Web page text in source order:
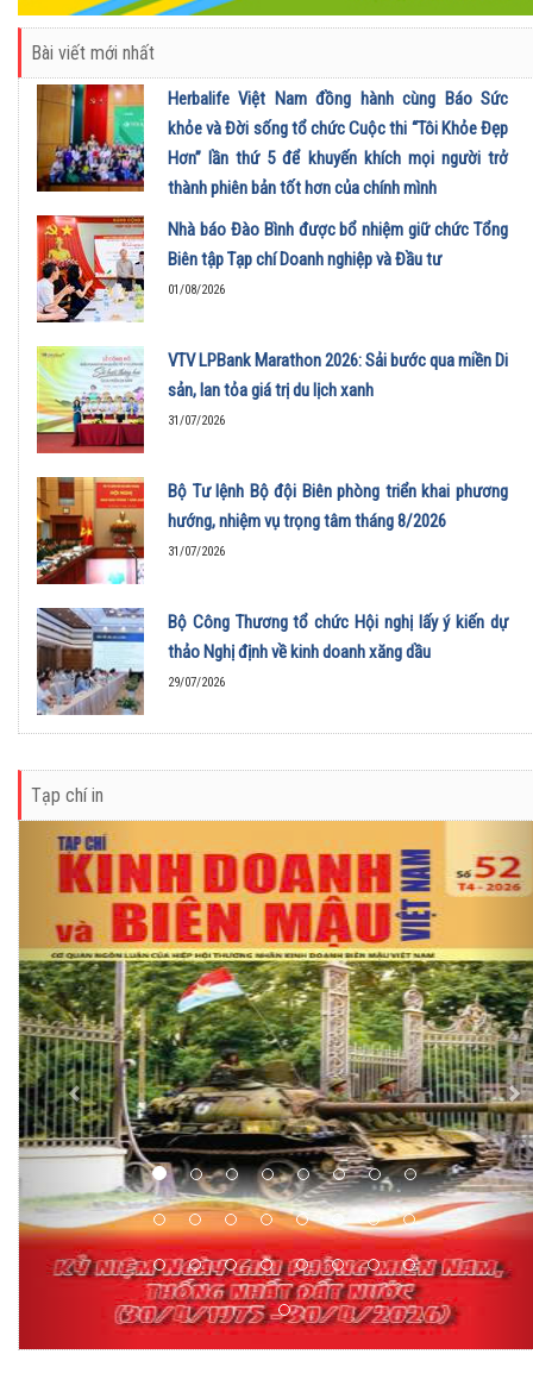
Bài viết mới nhất
Herbalife Việt Nam đồng hành cùng Báo Sức
khỏe và Đời sống tổ chức Cuộc thi “Tôi Khỏe Đẹp
Hơn” lần thứ 5 để khuyến khích mọi người trở
thành phiên bản tốt hơn của chính mình
01/08/2026
Nhà báo Đào Bình được bổ nhiệm giữ chức Tổng
Biên tập Tạp chí Doanh nghiệp và Đầu tư
01/08/2026
VTV LPBank Marathon 2026: Sải bước qua miền Di
sản, lan tỏa giá trị du lịch xanh
31/07/2026
Bộ Tư lệnh Bộ đội Biên phòng triển khai phương
hướng, nhiệm vụ trọng tâm tháng 8/2026
31/07/2026
Bộ Công Thương tổ chức Hội nghị lấy ý kiến dự
thảo Nghị định về kinh doanh xăng dầu
29/07/2026
Tạp chí in
Previous